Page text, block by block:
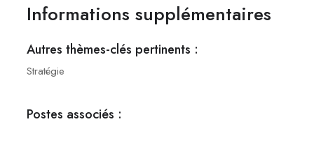
Informations supplémentaires
Autres thèmes-clés pertinents :
Stratégie
Postes associés :